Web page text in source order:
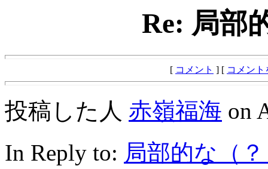
Re: 局部
[ コメント ] [ コメン
投稿した人 赤嶺福海 on
In Reply to: 局部的な（